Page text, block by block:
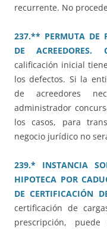
recurrente. No
237.** PERMUTA DE
DE ACREEDORES.
calificación inicial
los defectos. Si la
de acreedores
administrador
los casos, para
negocio jurídico no
239.* INSTANCIA
HIPOTECA POR
DE CERTIFICACIÓN
certificación de
prescripción,